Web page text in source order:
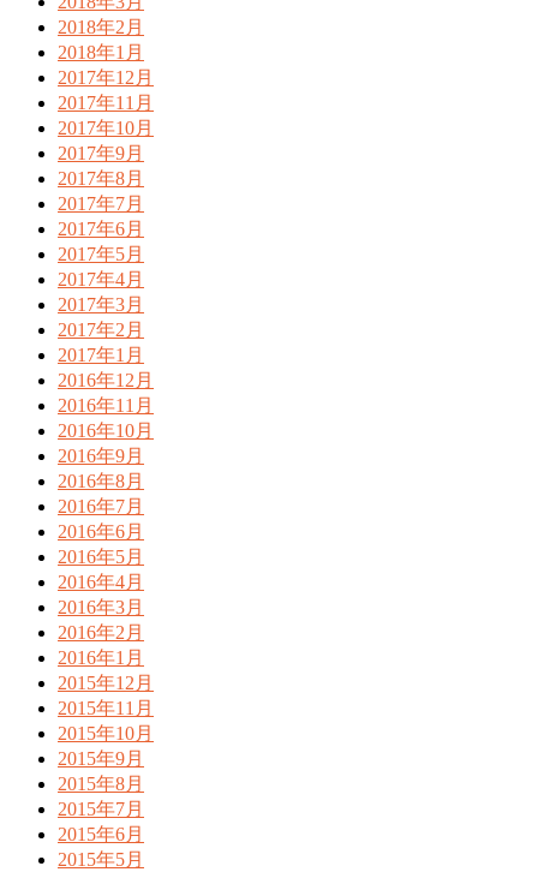
2018年2月
2018年1月
2017年12月
2017年11月
2017年10月
2017年9月
2017年8月
2017年7月
2017年6月
2017年5月
2017年4月
2017年3月
2017年2月
2017年1月
2016年12月
2016年11月
2016年10月
2016年9月
2016年8月
2016年7月
2016年6月
2016年5月
2016年4月
2016年3月
2016年2月
2016年1月
2015年12月
2015年11月
2015年10月
2015年9月
2015年8月
2015年7月
2015年6月
2015年5月